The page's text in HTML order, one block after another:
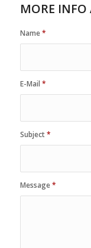
MORE INFO
Name*
E-Mail *
Subject*
Message*